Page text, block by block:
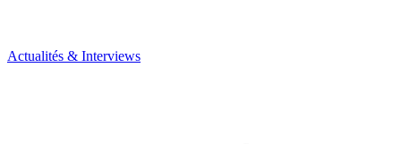
Actualités & Interviews